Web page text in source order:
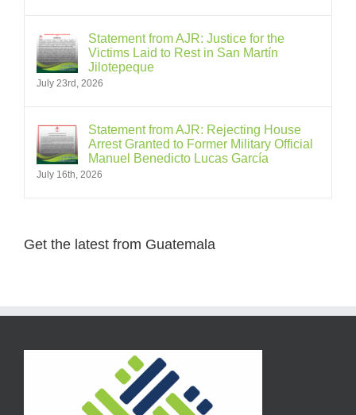
Statement from AJR: Justice for the
Victims Laid to Rest in San Martín
Jilotepeque
July 23rd, 2026
Statement from AJR: Rejecting House
Arrest Granted to Former Military Official
Manuel Benedicto Lucas García
July 16th, 2026
Get the latest from Guatemala